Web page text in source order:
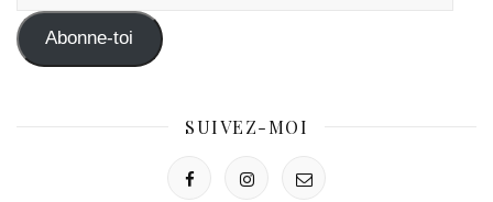
mail Abonne-toi
SUIVEZ-MOI